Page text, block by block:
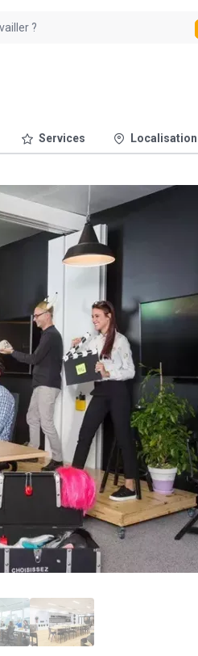
Services Localisation